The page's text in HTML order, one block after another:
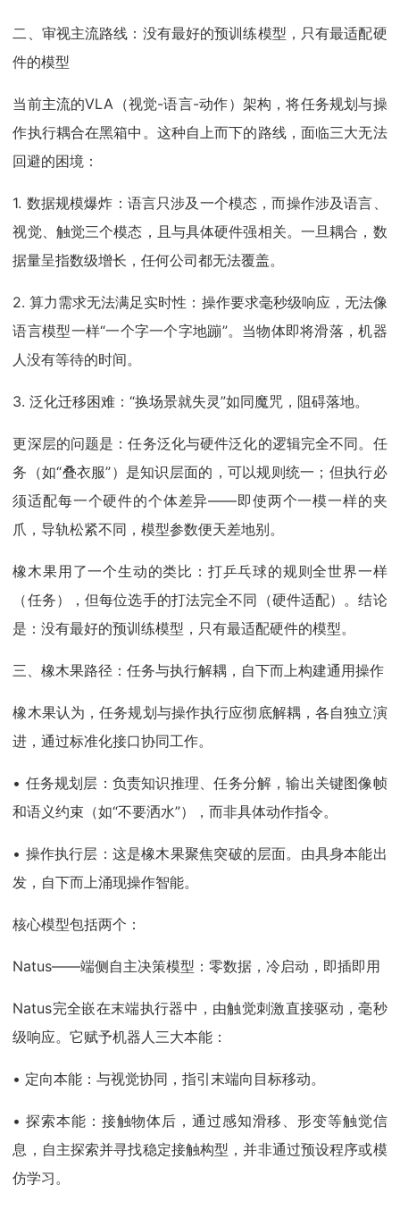
二、审视主流路线：没有最好的预训练模型，只有最适配硬
件的模型
当前主流的VLA（视觉-语言-动作）架构，将任务规划与操
作执行耦合在黑箱中。这种自上而下的路线，面临三大无法
回避的困境：
1. 数据规模爆炸：语言只涉及一个模态，而操作涉及语言、
视觉、触觉三个模态，且与具体硬件强相关。一旦耦合，数
据量呈指数级增长，任何公司都无法覆盖。
2. 算力需求无法满足实时性：操作要求毫秒级响应，无法像
语言模型一样“一个字一个字地蹦”。当物体即将滑落，机器
人没有等待的时间。
3. 泛化迁移困难：“换场景就失灵”如同魔咒，阻碍落地。
更深层的问题是：任务泛化与硬件泛化的逻辑完全不同。任
务（如“叠衣服”）是知识层面的，可以规则统一；但执行必
须适配每一个硬件的个体差异——即使两个一模一样的夹
爪，导轨松紧不同，模型参数便天差地别。
橡木果用了一个生动的类比：打乒乓球的规则全世界一样
（任务），但每位选手的打法完全不同（硬件适配）。结论
是：没有最好的预训练模型，只有最适配硬件的模型。
三、橡木果路径：任务与执行解耦，自下而上构建通用操作
橡木果认为，任务规划与操作执行应彻底解耦，各自独立演
进，通过标准化接口协同工作。
• 任务规划层：负责知识推理、任务分解，输出关键图像帧
和语义约束（如“不要洒水”），而非具体动作指令。
• 操作执行层：这是橡木果聚焦突破的层面。由具身本能出
发，自下而上涌现操作智能。
核心模型包括两个：
Natus——端侧自主决策模型：零数据，冷启动，即插即用
Natus完全嵌在末端执行器中，由触觉刺激直接驱动，毫秒
级响应。它赋予机器人三大本能：
• 定向本能：与视觉协同，指引末端向目标移动。
• 探索本能：接触物体后，通过感知滑移、形变等触觉信
息，自主探索并寻找稳定接触构型，并非通过预设程序或模
仿学习。